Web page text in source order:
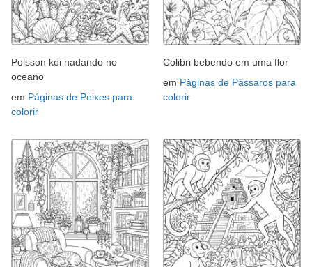
Poisson koi nadando no
oceano
em Páginas de Peixes para
colorir
Colibri bebendo em uma flor
em Páginas de Pássaros para
colorir